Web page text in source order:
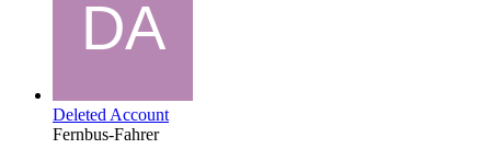
Deleted Account
Fernbus-Fahrer